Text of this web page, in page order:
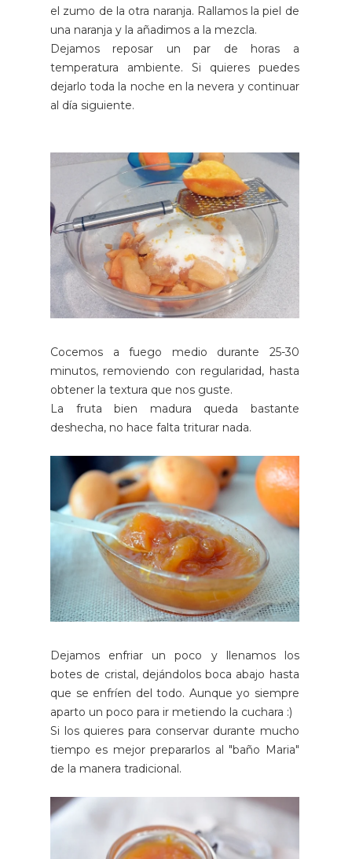
el zumo de la otra naranja. Rallamos la piel de
una naranja y la añadimos a la mezcla.
Dejamos reposar un par de horas a
temperatura ambiente. Si quieres puedes
dejarlo toda la noche en la nevera y continuar
al día siguiente.
Cocemos a fuego medio durante 25-30
minutos, removiendo con regularidad, hasta
obtener la textura que nos guste.
La fruta bien madura queda bastante
deshecha, no hace falta triturar nada.
Dejamos enfriar un poco y llenamos los
botes de cristal, dejándolos boca abajo hasta
que se enfríen del todo. Aunque yo siempre
aparto un poco para ir metiendo la cuchara :)
Si los quieres para conservar durante mucho
tiempo es mejor prepararlos al "baño Maria"
de la manera tradicional.